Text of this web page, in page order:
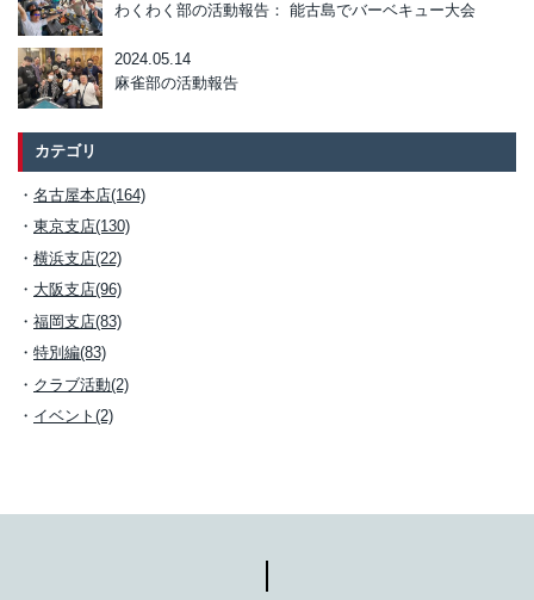
わくわく部の活動報告： 能古島でバーベキュー大会
2024.05.14
麻雀部の活動報告
カテゴリ
名古屋本店(164)
東京支店(130)
横浜支店(22)
大阪支店(96)
福岡支店(83)
特別編(83)
クラブ活動(2)
イベント(2)